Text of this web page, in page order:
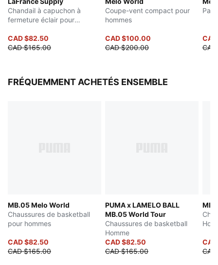
Chandail à capuchon à
fermeture éclair pour
CAD $82.50
CAD $165.00
Coupe-vent compact pour
hommes
CAD $100.00
CAD $200.00
FRÉQUEMMENT ACHETÉS ENSEMBLE
MB.05 Melo World
Chaussures de basketball
pour hommes
CAD $82.50
CAD $165.00
PUMA x LAMELO BALL
MB.05 World Tour
Chaussures de basketball
Homme
CAD $82.50
CAD $165.00